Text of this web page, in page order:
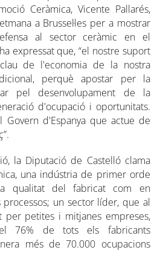
Ceràmica, Vicente Pallarés,
a Brussel·les per a mostrar
al sector ceràmic en el
expressat que, “el nostre suport
de l'economia de la nostra
perquè apostar per la
pel desenvolupament de la
d'ocupació i oportunitats.
Govern d'Espanya que actue de
la Diputació de Castelló clama
una indústria de primer orde
qualitat del fabricat com en
processos; un sector líder, que al
per petites i mitjanes empreses,
76% de tots els fabricants
més de 70.000 ocupacions